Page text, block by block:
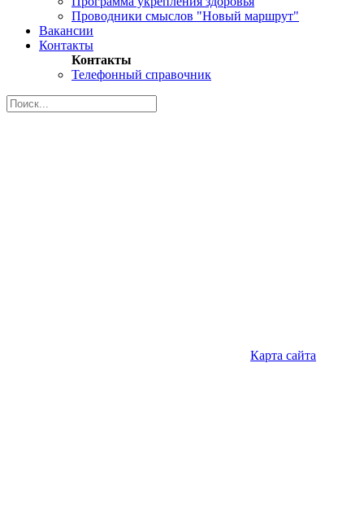
Проводники смыслов "Новый маршрут"
Вакансии
Контакты
Контакты
Телефонный справочник
Карта сайта